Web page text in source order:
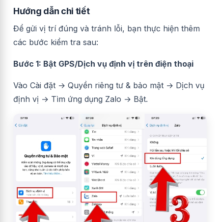
Hướng dẫn chi tiết
Để gửi vị trí đúng và tránh lỗi, bạn thực hiện thêm
các bước kiểm tra sau:
Bước 1: Bật GPS/Dịch vụ định vị trên điện thoại
Vào Cài đặt → Quyền riêng tư & bảo mật → Dịch vụ
định vị → Tìm ứng dụng Zalo → Bật.